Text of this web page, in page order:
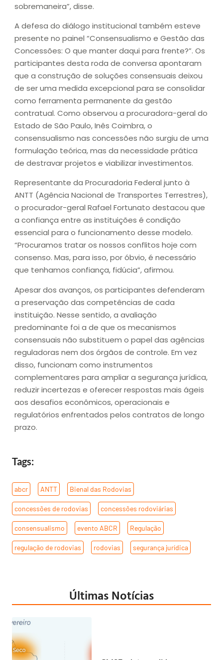
sobremaneira”, disse.
A defesa do diálogo institucional também esteve
presente no painel “Consensualismo e Gestão das
Concessões: O que manter daqui para frente?”. Os
participantes desta roda de conversa apontaram
que a construção de soluções consensuais deixou
de ser uma medida excepcional para se consolidar
como ferramenta permanente da gestão
contratual. Como observou a procuradora-geral do
Estado de São Paulo, Inês Coimbra, o
consensualismo nas concessões não surgiu de uma
formulação teórica, mas da necessidade prática
de destravar projetos e viabilizar investimentos.
Representante da Procuradoria Federal junto à
ANTT (Agência Nacional de Transportes Terrestres),
o procurador-geral Rafael Fortunato destacou que
a confiança entre as instituições é condição
essencial para o funcionamento desse modelo.
“Procuramos tratar os nossos conflitos hoje com
consenso. Mas, para isso, por óbvio, é necessário
que tenhamos confiança, fidúcia”, afirmou.
Apesar dos avanços, os participantes defenderam
a preservação das competências de cada
instituição. Nesse sentido, a avaliação
predominante foi a de que os mecanismos
consensuais não substituem o papel das agências
reguladoras nem dos órgãos de controle. Em vez
disso, funcionam como instrumentos
complementares para ampliar a segurança jurídica,
reduzir incertezas e oferecer respostas mais ágeis
aos desafios econômicos, operacionais e
regulatórios enfrentados pelos contratos de longo
prazo.
Tags:
abcr ANTT Bienal das Rodovias
concessões de rodovias concessões rodoviárias
consensualismo evento ABCR Regulação
regulação de rodovias rodovias segurança jurídica
Últimas Notícias